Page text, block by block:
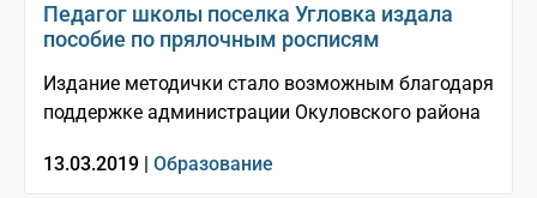
Педагог школы поселка Угловка издала
пособие по прялочным росписям
Издание методички стало возможным благодаря
поддержке администрации Окуловского района
13.03.2019 | Образование